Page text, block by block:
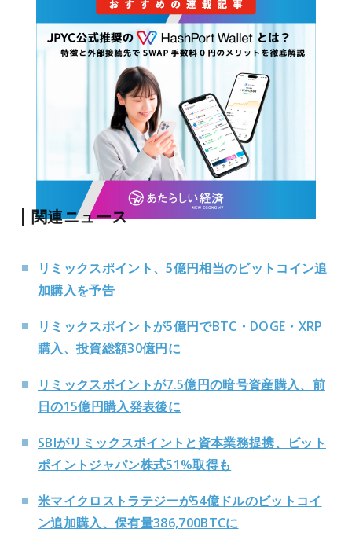
関連ニュース
リミックスポイント、5億円相当のビットコイン追
加購入を予告
リミックスポイントが5億円でBTC・DOGE・XRP
購入、投資総額30億円に
リミックスポイントが7.5億円の暗号資産購入、前
日の15億円購入発表後に
SBIがリミックスポイントと資本業務提携、ビット
ポイントジャパン株式51%取得も
米マイクロストラテジーが54億ドルのビットコイ
ン追加購入、保有量386,700BTCに